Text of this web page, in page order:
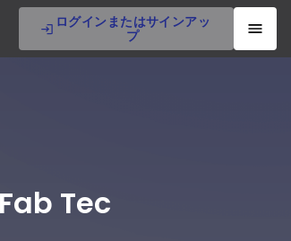
ログインまたはサインアッ
プ
Tec